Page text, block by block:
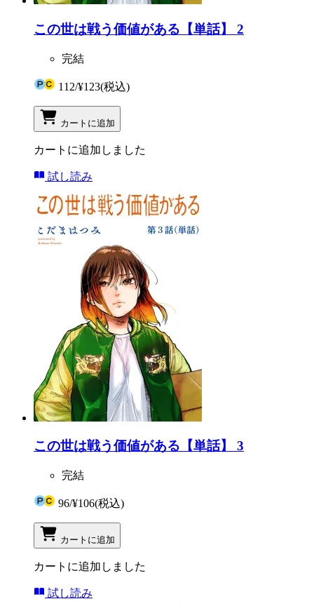
この世は戦う価値がある【単話】 2
完結
112/¥123(税込)
カートに追加
カートに追加しました
試し読み
この世は戦う価値がある【単話】 3
完結
96/¥106(税込)
カートに追加
カートに追加しました
試し読み